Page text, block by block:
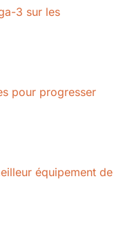
3 sur les
pour progresser
équipement de